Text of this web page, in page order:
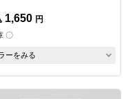
1,650 円
〇
ーをみる